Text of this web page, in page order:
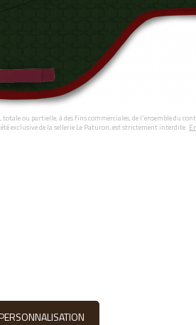
ou partielle, à des fins commerciales, de l'ensemble du
exclusive de la sellerie Le Paturon, est strictement interdite.